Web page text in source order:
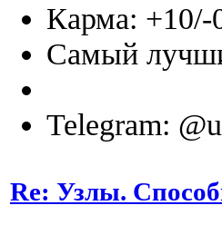
Карма: +10/-
Самый
Telegram:
Re: Узлы.